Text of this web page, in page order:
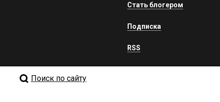
Стать блогером
Подписка
RSS
Поиск по сайту